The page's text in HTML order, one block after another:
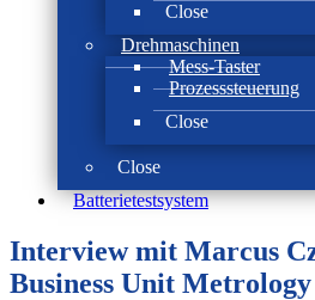
Close
Drehmaschinen
Mess-Taster
Prozesssteuerung
Close
Close
Batterie­test­system
Interview mit Marcus
Business Unit Metrology